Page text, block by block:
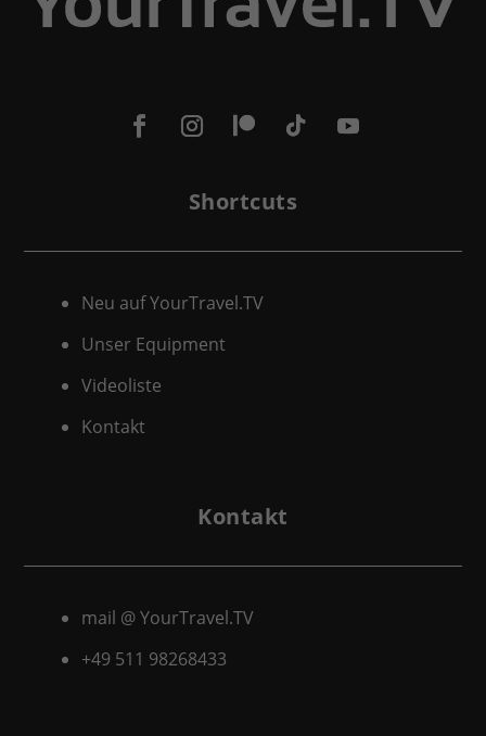
Shortcuts
Neu auf YourTravel.TV
Unser Equipment
Videoliste
Kontakt
Kontakt
mail @ YourTravel.TV
+49 511 98268433